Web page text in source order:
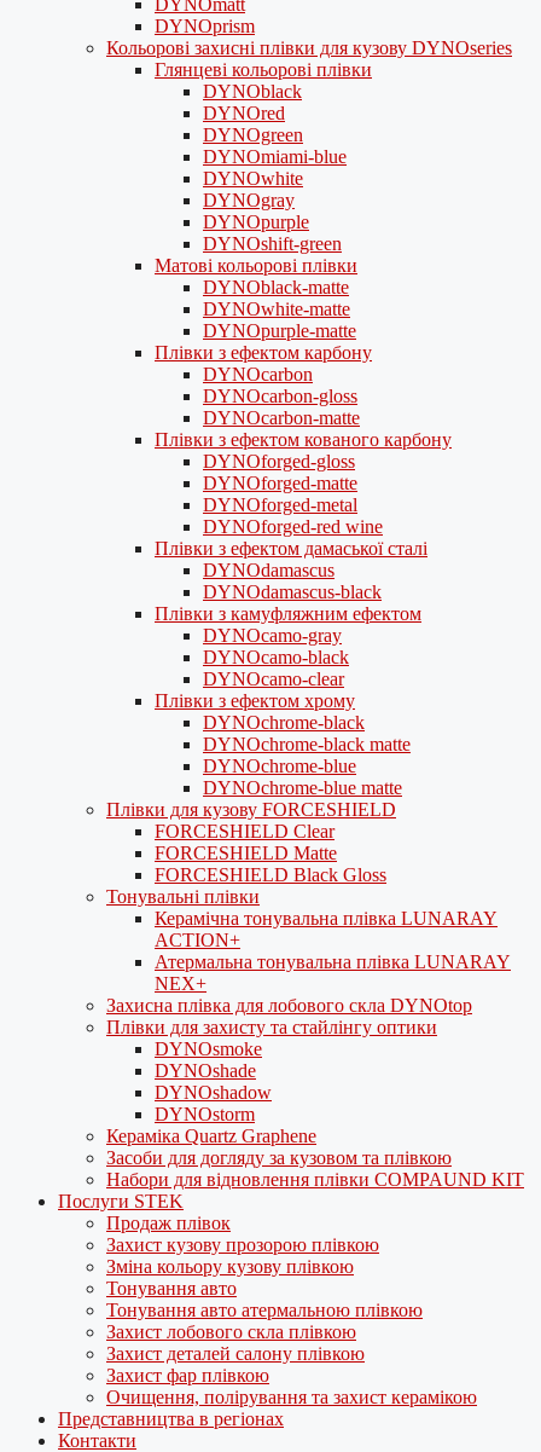
DYNOmatt
DYNOprism
Кольорові захисні плівки для кузову DYNOseries
Глянцеві кольорові плівки
DYNOblack
DYNOred
DYNOgreen
DYNOmiami-blue
DYNOwhite
DYNOgray
DYNOpurple
DYNOshift-green
Матові кольорові плівки
DYNOblack-matte
DYNOwhite-matte
DYNOpurple-matte
Плівки з ефектом карбону
DYNOcarbon
DYNOcarbon-gloss
DYNOcarbon-matte
Плівки з ефектом кованого карбону
DYNOforged-gloss
DYNOforged-matte
DYNOforged-metal
DYNOforged-red wine
Плівки з ефектом дамаської сталі
DYNOdamascus
DYNOdamascus-black
Плівки з камуфляжним ефектом
DYNOcamo-gray
DYNOcamo-black
DYNOcamo-clear
Плівки з ефектом хрому
DYNOchrome-black
DYNOchrome-black matte
DYNOchrome-blue
DYNOchrome-blue matte
Плівки для кузову FORCESHIELD
FORCESHIELD Clear
FORCESHIELD Matte
FORCESHIELD Black Gloss
Тонувальні плівки
Керамічна тонувальна плівка LUNARAY
ACTION+
Атермальна тонувальна плівка LUNARAY
NEX+
Захисна плівка для лобового скла DYNOtop
Плівки для захисту та стайлінгу оптики
DYNOsmoke
DYNOshade
DYNOshadow
DYNOstorm
Кераміка Quartz Graphene
Засоби для догляду за кузовом та плівкою
Набори для відновлення плівки COMPAUND KIT
Послуги STEK
Продаж плівок
Захист кузову прозорою плівкою
Зміна кольору кузову плівкою
Тонування авто
Тонування авто атермальною плівкою
Захист лобового скла плівкою
Захист деталей салону плівкою
Захист фар плівкою
Очищення, полірування та захист керамікою
Представництва в регіонах
Контакти